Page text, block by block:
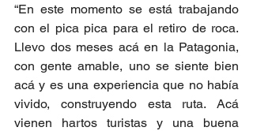
“En este momento se está trabajando
con el pica pica para el retiro de roca.
Llevo dos meses acá en la Patagonia,
con gente amable, uno se siente bien
acá y es una experiencia que no había
vivido, construyendo esta ruta. Acá
vienen hartos turistas y una buena